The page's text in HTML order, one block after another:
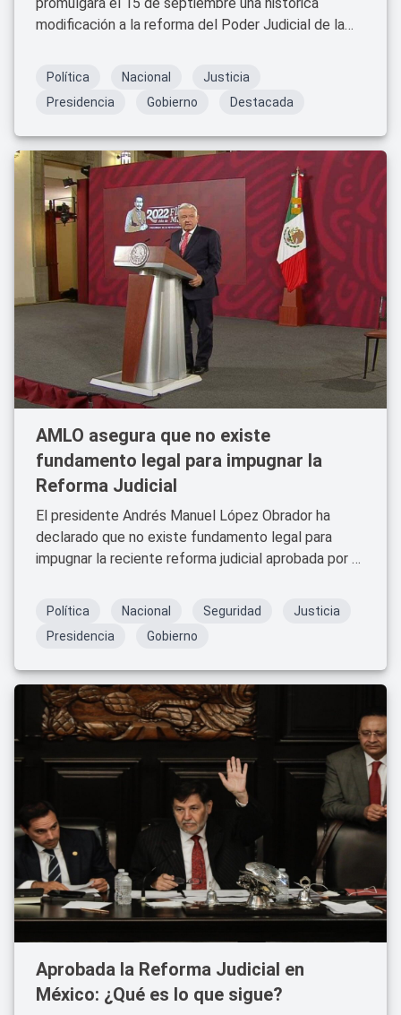
modificación a la reforma del Poder Judicial de la
transformación del sistema de justicia en México.
Política Nacional
Justicia
Presidencia
Gobierno Destacada
AMLO asegura que no existe
fundamento legal para impugnar la
Reforma Judicial
El presidente Andrés Manuel López Obrador ha
declarado que no existe fundamento legal para
impugnar la reciente reforma judicial aprobada por el
Política Nacional Seguridad
Justicia
Presidencia
Gobierno
Aprobada la Reforma Judicial en
México: ¿Qué es lo que sigue?